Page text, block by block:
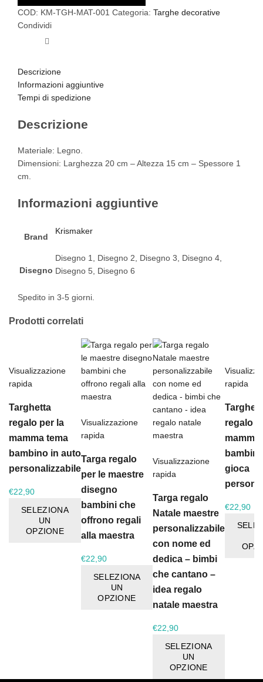
sposi
in
COD: KM-TGH-MAT-001 Categoria: Targhe decorative
Condividi
Descrizione
Informazioni aggiuntive
Tempi di spedizione
Descrizione
Materiale: Legno.
Dimensioni: Larghezza 20 cm – Altezza 15 cm – Spessore 1
cm.
Informazioni aggiuntive
Brand
Krismaker
Disegno
Disegno 1, Disegno 2, Disegno 3, Disegno 4,
Disegno 5, Disegno 6
Spedito in 3-5 giorni.
Prodotti correlati
Visualizzazione
rapida
Targhetta
regalo per la
mamma tema
bambino in auto
personalizzabile
€22,90
SELEZIONA
UN
OPZIONE
Visualizzazione
rapida
Targa regalo
per le maestre
disegno
bambini che
offrono regali
alla maestra
€22,90
SELEZIONA
UN
OPZIONE
Visualizzazione
rapida
Targa regalo
Natale maestre
personalizzabile
con nome ed
dedica – bimbi
che cantano –
idea regalo
natale maestra
€22,90
SELEZIONA
UN
OPZIONE
rapida
regalo
mamma
gioca
€22,90